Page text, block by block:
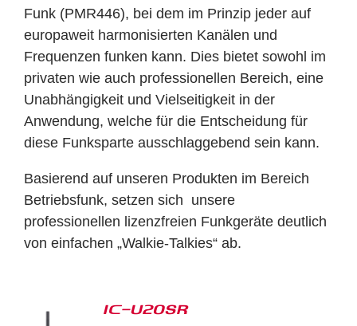
Funk (PMR446), bei dem im Prinzip jeder auf
europaweit harmonisierten Kanälen und
Frequenzen funken kann. Dies bietet sowohl im
privaten wie auch professionellen Bereich, eine
Unabhängigkeit und Vielseitigkeit in der
Anwendung, welche für die Entscheidung für
diese Funksparte ausschlaggebend sein kann.
Basierend auf unseren Produkten im Bereich
Betriebsfunk, setzen sich unsere
professionellen lizenzfreien Funkgeräte deutlich
von einfachen „Walkie-Talkies“ ab.
IC-U20SR